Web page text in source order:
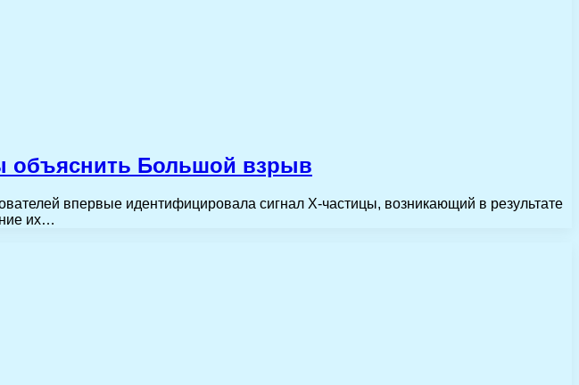
объяснить Большой взрыв
впервые идентифицировала сигнал X-частицы, возникающий в результате
их…